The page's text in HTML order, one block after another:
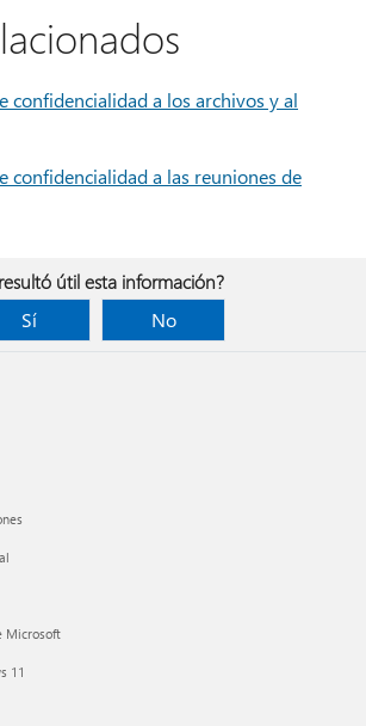
confidencialidad a los archivos y al
confidencialidad a las reuniones de
útil esta información?
Sí
No
Microsoft
11